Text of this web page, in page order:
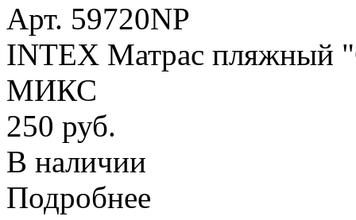
Арт. 59720NP
INTEX Матрас пляжный
МИКС
250 руб.
В наличии
Подробнее